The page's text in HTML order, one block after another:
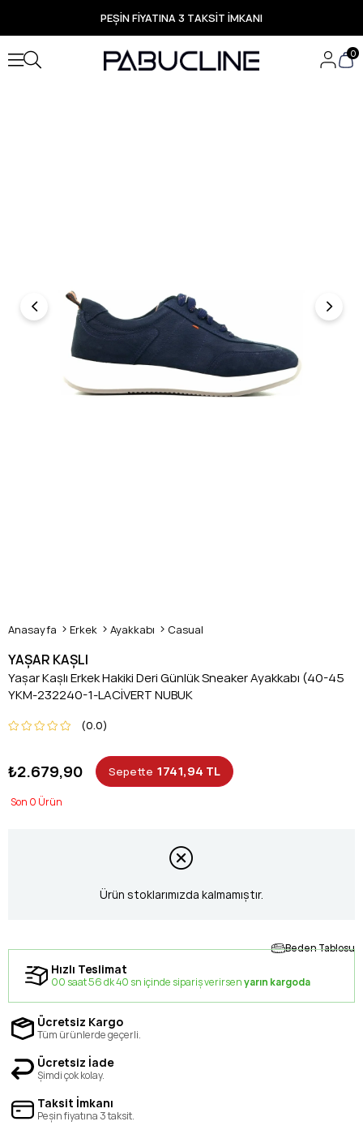
PEŞİN FİYATINA 3 TAKSİT İMKANI
TÜM ÜRÜNLERDE ÜCRETSİZ KARGO
Yeni Sezon Ürünlerde Özel Fırsatlar
Seçili Ürünlerde Hızlı Teslimat
0
Anasayfa Erkek Ayakkabı Casual
YAŞAR KAŞLI
Yaşar Kaşlı Erkek Hakiki Deri Günlük Sneaker Ayakkabı (40-45
YKM-232240-1-LACİVERT NUBUK
0.0
₺2.679,90 Sepette 1741,94 TL
0
Ürün stoklarımızda kalmamıştır.
Beden Tablosu
Hızlı Teslimat
00 saat 56 dk 39 sn içinde sipariş verirsenyarın kargoda
Ücretsiz Kargo
Tüm ürünlerde geçerli.
Ücretsiz İade
Şimdi çok kolay.
Taksit İmkanı
Peşin fiyatına 3 taksit.